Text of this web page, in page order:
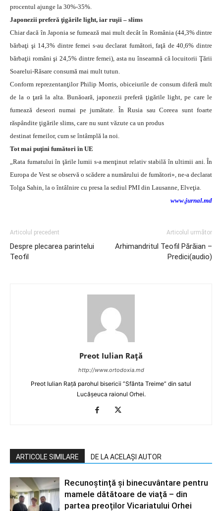
procentul ajunge la 30%-35%.
Japonezii preferă ţigările light, iar ruşii – slims
Chiar dacă în Japonia se fumează mai mult decât în România (44,3% dintre
bărbaţi şi 14,3% dintre femei s-au declarat fumători, faţă de 40,6% dintre
bărbaţii români şi 24,5% dintre femei), asta nu înseamnă că locuitorii Ţării
Soarelui-Răsare consumă mai mult tutun.
Conform reprezentanţilor Philip Morris, obiceiurile de consum diferă mult
de la o ţară la alta. Bunăoară, japonezii preferă ţigările light, pe care le
fumează deseori numai pe jumătate. În Rusia sau Coreea sunt foarte
răspândite ţigările slims, care nu sunt văzute ca un produs
destinat femeilor, cum se întâmplă la noi.
Tot mai puţini fumători în UE
„Rata fumatului în ţările lumii s-a menţinut relativ stabilă în ultimii ani. În
Europa de Vest se observă o scădere a numărului de fumători», ne-a declarat
Tolga Sahin, la o întâlnire cu presa la sediul PMI din Lausanne, Elveţia.
www.jurnal.md
Articolul precedent
Despre plecarea parintelui
Teofil
Articolul următor
Arhimandritul Teofil Părăian –
Predici(audio)
Preot Iulian Raţă
http://www.ortodoxia.md
Preot Iulian Rață parohul bisericii ”Sfânta Treime” din satul
Lucășeuca raionul Orhei.
ARTICOLE SIMILARE DE LA ACELAȘI AUTOR
Recunoștință și binecuvântare pentru
mamele dătătoare de viață – din
partea preoților Vicariatului Orhei